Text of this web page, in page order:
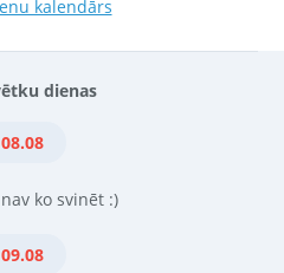
kalendārs
dienas
08.08
ko svinēt :)
09.08